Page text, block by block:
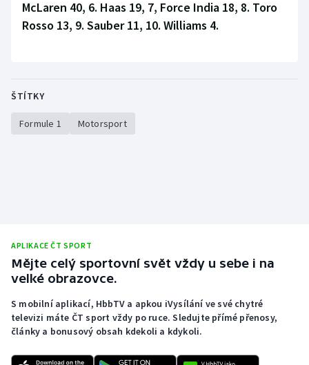
McLaren 40, 6. Haas 19, 7, Force India 18, 8. Toro
Rosso 13, 9. Sauber 11, 10. Williams 4.
ŠTÍTKY
Formule 1 Motorsport
APLIKACE ČT SPORT
Mějte celý sportovní svět vždy u sebe i na
velké obrazovce.
S mobilní aplikací, HbbTV a apkou iVysílání ve své chytré
televizi máte ČT sport vždy po ruce. Sledujte přímé přenosy,
články a bonusový obsah kdekoli a kdykoli.